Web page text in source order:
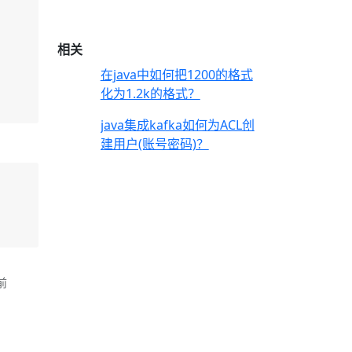
相关
在java中如何把1200的格式
化为1.2k的格式？
java集成kafka如何为ACL创
建用户(账号密码)？